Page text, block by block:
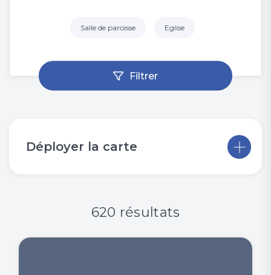
Salle de paroisse Eglise
Filtrer
Déployer la carte
620 résultats